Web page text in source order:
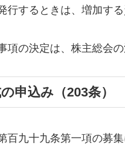
するときは、増加す
の決定は、株主総会の
申込み（203条）
百九十九条第一項の募